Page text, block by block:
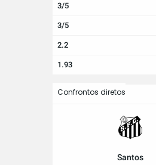
3/5
3/5
2.2
1.93
Confrontos diretos
Santos